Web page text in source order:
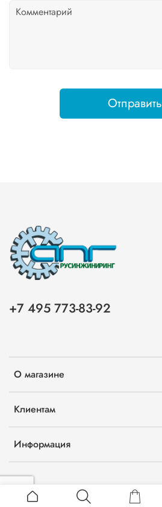
Отправить
О магазине
Клиентам
Информация
+7 495 773-83-92